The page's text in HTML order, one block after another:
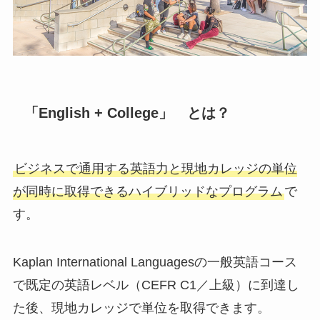
「English + College」 とは？
ビジネスで通用する英語力と現地カレッジの単位
が同時に取得できるハイブリッドなプログラムで
す。
Kaplan International Languagesの一般英語コース
で既定の英語レベル（CEFR C1／上級）に到達し
た後、現地カレッジで単位を取得できます。